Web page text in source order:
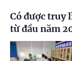
Có được truy
từ đầu năm